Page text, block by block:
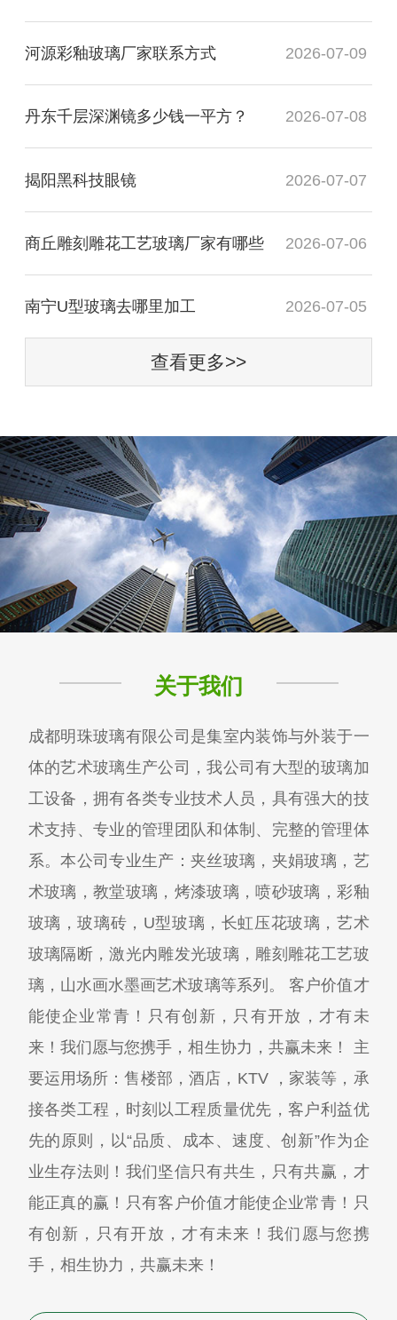
河源彩釉玻璃厂家联系方式 2026-07-09
丹东千层深渊镜多少钱一平方？ 2026-07-08
揭阳黑科技眼镜 2026-07-07
商丘雕刻雕花工艺玻璃厂家有哪些 2026-07-06
南宁U型玻璃去哪里加工 2026-07-05
查看更多>>
关于我们
成都明珠玻璃有限公司是集室内装饰与外装于一
体的艺术玻璃生产公司，我公司有大型的玻璃加
工设备，拥有各类专业技术人员，具有强大的技
术支持、专业的管理团队和体制、完整的管理体
系。本公司专业生产：夹丝玻璃，夹娟玻璃，艺
术玻璃，教堂玻璃，烤漆玻璃，喷砂玻璃，彩釉
玻璃，玻璃砖，U型玻璃，长虹压花玻璃，艺术
玻璃隔断，激光内雕发光玻璃，雕刻雕花工艺玻
璃，山水画水墨画艺术玻璃等系列。 客户价值才
能使企业常青！只有创新，只有开放，才有未
来！我们愿与您携手，相生协力，共赢未来！ 主
要运用场所：售楼部，酒店，KTV ，家装等，承
接各类工程，时刻以工程质量优先，客户利益优
先的原则，以“品质、成本、速度、创新”作为企
业生存法则！我们坚信只有共生，只有共赢，才
能正真的赢！只有客户价值才能使企业常青！只
有创新，只有开放，才有未来！我们愿与您携
手，相生协力，共赢未来！